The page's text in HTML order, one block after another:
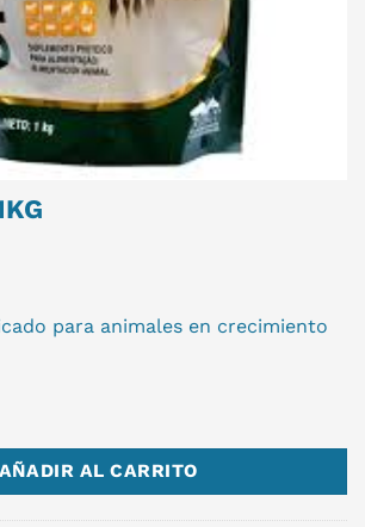
para animales en crecimiento
AÑADIR AL CARRITO